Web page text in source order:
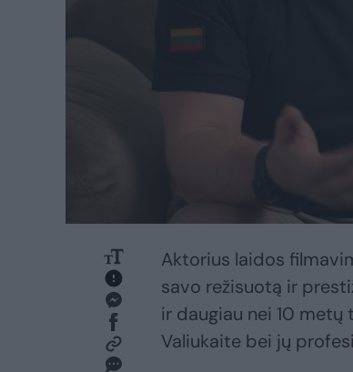
Aktorius laidos
savo režisuotą ir
ir daugiau nei 10
Valiukaite bei jų